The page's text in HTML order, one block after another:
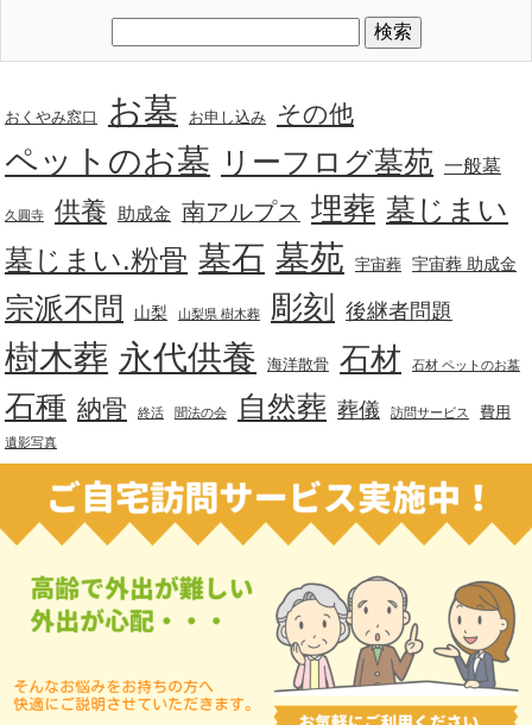
おくやみ窓口 お墓 お申し込み その他
ペットのお墓 リーフログ墓苑 一般墓
久圓寺 供養 助成金 南アルプス 埋葬 墓じまい
墓じまい.粉骨 墓石 墓苑 宇宙葬 宇宙葬 助成金
宗派不問 山梨 山梨県 樹木葬 彫刻 後継者問題
樹木葬 永代供養 海洋散骨 石材 石材 ペットのお墓
石種 納骨 終活 聞法の会 自然葬 葬儀 訪問サービス 費用
遺影写真